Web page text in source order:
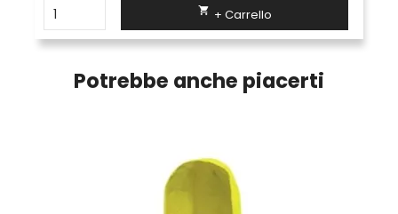
 + Carrello
Potrebbe anche piacerti